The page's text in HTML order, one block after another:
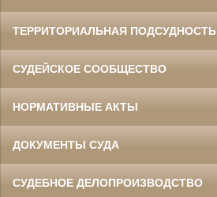
ТЕРРИТОРИАЛЬНАЯ ПОДСУДНОСТЬ
СУДЕЙСКОЕ СООБЩЕСТВО
НОРМАТИВНЫЕ АКТЫ
ДОКУМЕНТЫ СУДА
СУДЕБНОЕ ДЕЛОПРОИЗВОДСТВО